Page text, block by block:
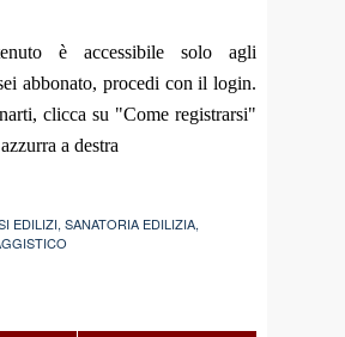
è accessibile solo agli
abbonato, procedi con il login.
clicca su "Come registrarsi"
a destra
EDILIZI, SANATORIA EDILIZIA,